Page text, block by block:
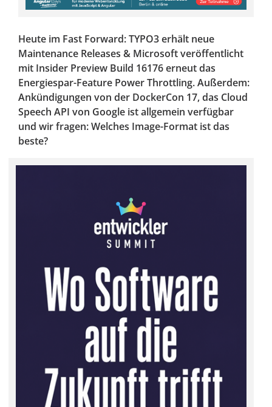
Heute im Fast Forward: TYPO3 erhält neue
Maintenance Releases & Microsoft veröffentlicht
mit Insider Preview Build 16176 erneut das
Energiespar-Feature Power Throttling. Außerdem:
Ankündigungen von der DockerCon 17, das Cloud
Speech API von Google ist allgemein verfügbar
und wir fragen: Welches Image-Format ist das
beste?